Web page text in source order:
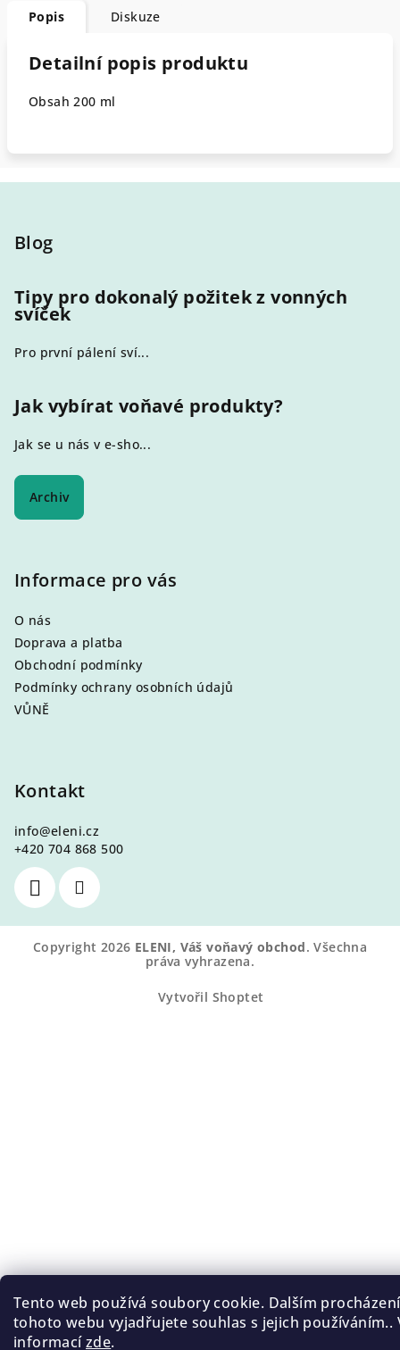
Tento web používá soubory cookie. Dalším
tohoto webu vyjadřujete souhlas s jejich používáním..
informacízde.
Popis Diskuze
Detailní popis produktu
Obsah 200 ml
Blog
Tipy pro dokonalý požitek z vonných
svíček
Pro první pálení sví...
Jak vybírat voňavé produkty?
Jak se u nás v e-sho...
Archiv
Informace pro vás
O nás
Doprava a platba
Obchodní podmínky
Podmínky ochrany osobních údajů
VŮNĚ
Kontakt
info@eleni.cz
+420 704 868 500
Copyright 2026 ELENI, Váš voňavý obchod. Všechna
práva vyhrazena.
Vytvořil Shoptet